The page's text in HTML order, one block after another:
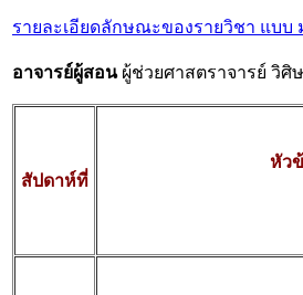
รายละเอียดลักษณะของรายวิชา แบบ
อาจารย์ผู้สอนผู้ช่วยศาสตราจารย์ วิศิ
สัปดาห์ที่
หัว